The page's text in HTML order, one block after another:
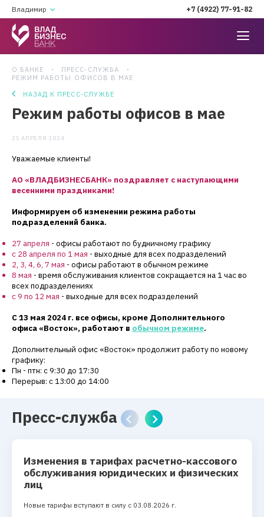
Владимир +7 (4922) 77-91-82
О БАНКЕ
ПРЕСС-СЛУЖБА
РЕЖИМ РАБОТЫ ОФИСОВ В МАЕ
НАЗАД К ПРЕСС-СЛУЖБЕ
Режим работы офисов в мае
25 АПРЕЛЯ 2024
Уважаемые клиенты!
АО «ВЛАДБИЗНЕСБАНК» поздравляет с наступающими
весенними праздниками!
Информируем об изменении режима работы
подразделений банка.
27 апреля - офисы работают по будничному графику
с 28 апреля по 1 мая - выходные для всех подразделений
2, 3, 4, 6, 7 мая - офисы работают в обычном режиме
8 мая - время обслуживания клиентов сокращается на 1 час во
всех подразделениях
с 9 по 12 мая - выходные для всех подразделений
С 13 мая 2024 г. все офисы, кроме Дополнительного
офиса «Восток», работают в обычном режиме.
Дополнительный офис «Восток» продолжит работу по новому
графику:
Пн - птн: с 9:30 до 17:30
Перерыв: с 13:00 до 14:00
Пресс-служба
Изменения в тарифах расчетно-кассового
обслуживания юридических и физических
лиц
Новые тарифы вступают в силу с 03.08.2026 г.